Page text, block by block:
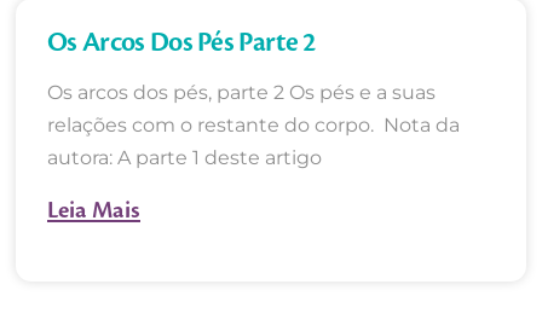
Os Arcos Dos Pés Parte 2
Os arcos dos pés, parte 2 Os pés e a suas
relações com o restante do corpo. Nota da
autora: A parte 1 deste artigo
Leia Mais